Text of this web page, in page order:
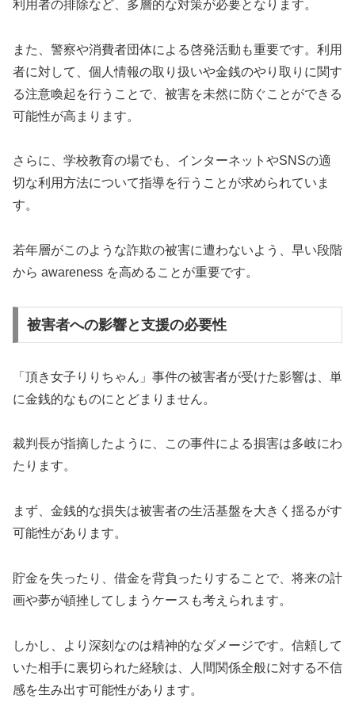
利用者の排除など、多層的な対策が必要となります。
また、警察や消費者団体による啓発活動も重要です。利用
者に対して、個人情報の取り扱いや金銭のやり取りに関す
る注意喚起を行うことで、被害を未然に防ぐことができる
可能性が高まります。
さらに、学校教育の場でも、インターネットやSNSの適
切な利用方法について指導を行うことが求められていま
す。
若年層がこのような詐欺の被害に遭わないよう、早い段階
から awareness を高めることが重要です。
被害者への影響と支援の必要性
「頂き女子りりちゃん」事件の被害者が受けた影響は、単
に金銭的なものにとどまりません。
裁判長が指摘したように、この事件による損害は多岐にわ
たります。
まず、金銭的な損失は被害者の生活基盤を大きく揺るがす
可能性があります。
貯金を失ったり、借金を背負ったりすることで、将来の計
画や夢が頓挫してしまうケースも考えられます。
しかし、より深刻なのは精神的なダメージです。信頼して
いた相手に裏切られた経験は、人間関係全般に対する不信
感を生み出す可能性があります。